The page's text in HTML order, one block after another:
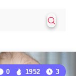
0 1952 3